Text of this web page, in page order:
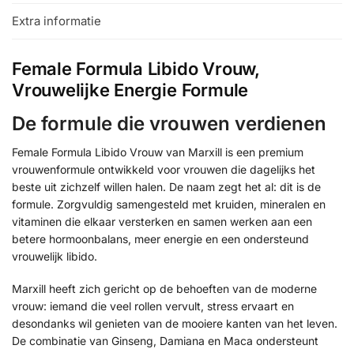
Extra informatie
Female Formula Libido Vrouw,
Vrouwelijke Energie Formule
De formule die vrouwen verdienen
Female Formula Libido Vrouw van Marxill is een premium
vrouwenformule ontwikkeld voor vrouwen die dagelijks het
beste uit zichzelf willen halen. De naam zegt het al: dit is de
formule. Zorgvuldig samengesteld met kruiden, mineralen en
vitaminen die elkaar versterken en samen werken aan een
betere hormoonbalans, meer energie en een ondersteund
vrouwelijk libido.
Marxill heeft zich gericht op de behoeften van de moderne
vrouw: iemand die veel rollen vervult, stress ervaart en
desondanks wil genieten van de mooiere kanten van het leven.
De combinatie van Ginseng, Damiana en Maca ondersteunt